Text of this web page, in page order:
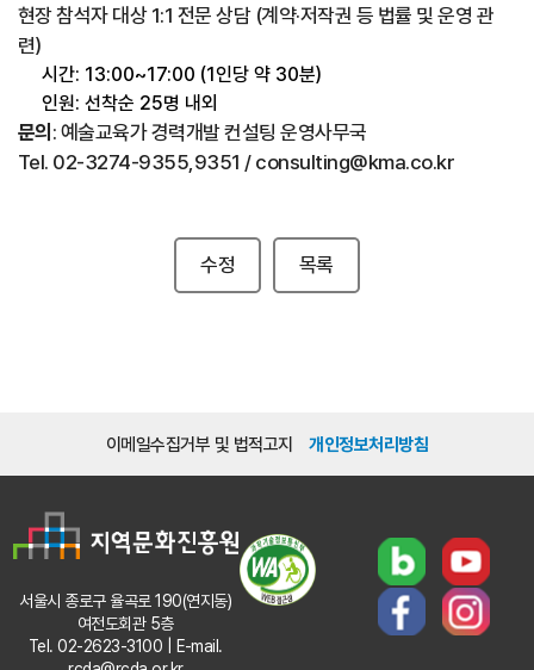
현장 참석자 대상 1:1 전문 상담 (계약·저작권 등 법률 및 운영 관
련)
시간: 13:00~17:00 (1인당 약 30분)
인원: 선착순 25명 내외
문의 : 예술교육가경력개발컨설팅 운영사무국
Tel. 02-3274-9355,9351 / consulting@kma.co.kr
수정 목록
이메일수집거부 및 법적고지 개인정보처리방침
서울시 종로구 율곡로 190(연지동)
여전도회관 5층
Tel. 02-2623-3100 | E-mail.